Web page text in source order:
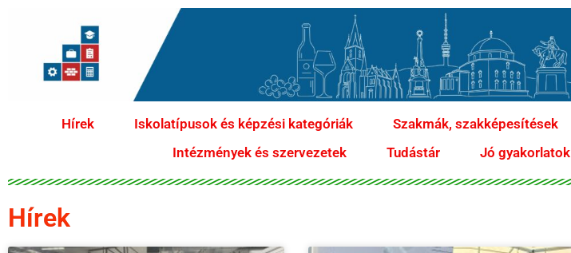
Hírek Iskolatípusok és képzési kategóriák Szakmák, szakképesítések
Intézmények és szervezetek
Tudástár Jó gyakorlatok
Hírek